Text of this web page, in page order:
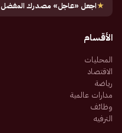
★اجعل «عاجل» مصدرك المفضل
الأقسام
المحليات
الاقتصاد
رياضة
مدارات عالمية
وظائف
الترفيه